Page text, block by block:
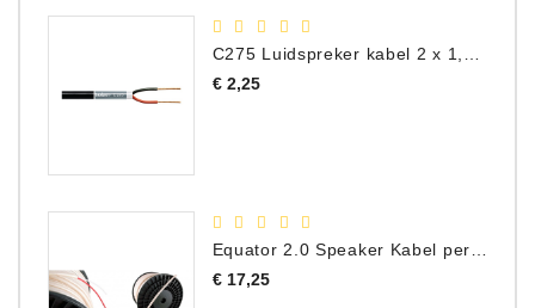
€ 2,25Prijs
Equator 2.0 Speaker Kabel per meter
€ 17,25Prijs